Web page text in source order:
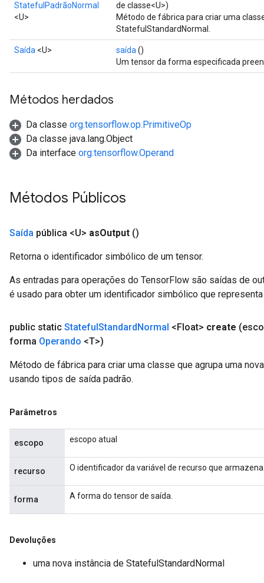
StatefulPadrãoNormal
<U>
de classe<U>)
Método de fábrica para criar uma
StatefulStandardNormal.
Saída <U> saída ()
Um tensor da forma especificada
Métodos herdados
Da classe org.tensorflow.op.PrimitiveOp
Da classe java.lang.Object
Da interface org.tensorflow.Operand
Métodos Públicos
Saída pública <U> asOutput ()
Retorna o identificador simbólico de um tensor.
As entradas para operações do TensorFlow são saídas de
é usado para obter um identificador simbólico que
public static StatefulStandardNormal <Float> create
forma Operando <T>)
Método de fábrica para criar uma classe que agrupa uma
usando tipos de saída padrão.
Parâmetros
escopo escopo atual
recurso O identificador da variável de recurso que armazena
forma A forma do tensor de saída.
Devoluções
uma nova instância de StatefulStandardNormal